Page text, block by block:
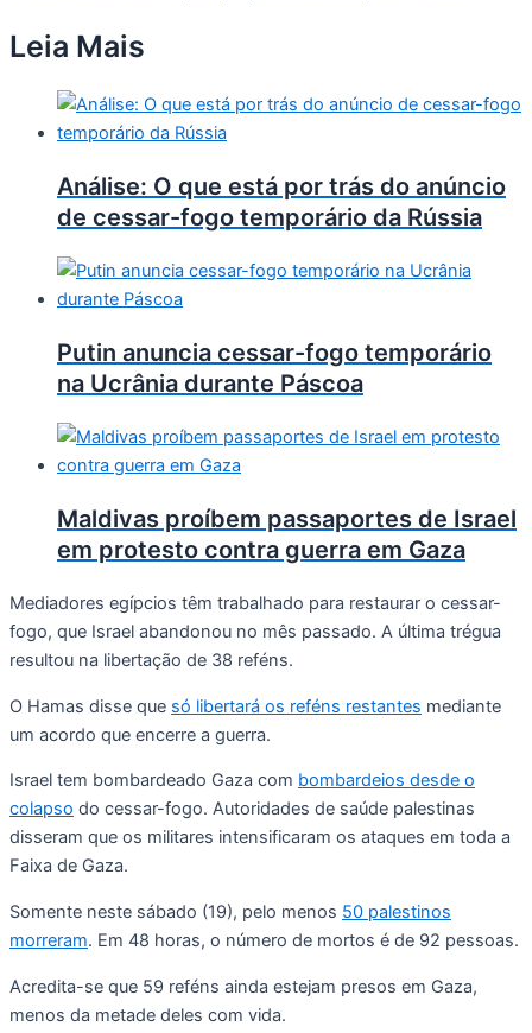
Leia Mais
Análise: O que está por trás do anúncio
de cessar-fogo temporário da Rússia
Putin anuncia cessar-fogo temporário
na Ucrânia durante Páscoa
Maldivas proíbem passaportes de Israel
em protesto contra guerra em Gaza
Mediadores egípcios têm trabalhado para restaurar o cessar-
fogo, que Israel abandonou no mês passado. A última trégua
resultou na libertação de 38 reféns.
O Hamas disse que só libertará os reféns restantes mediante
um acordo que encerre a guerra.
Israel tem bombardeado Gaza com bombardeios desde o
colapso do cessar-fogo. Autoridades de saúde palestinas
disseram que os militares intensificaram os ataques em toda a
Faixa de Gaza.
Somente neste sábado (19), pelo menos 50 palestinos
morreram. Em 48 horas, o número de mortos é de 92 pessoas.
Acredita-se que 59 reféns ainda estejam presos em Gaza,
menos da metade deles com vida.